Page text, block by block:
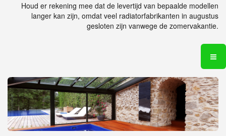
Houd er rekening mee dat de levertijd van bepaalde modellen
langer kan zijn, omdat veel radiatorfabrikanten in augustus
gesloten zijn vanwege de zomervakantie.